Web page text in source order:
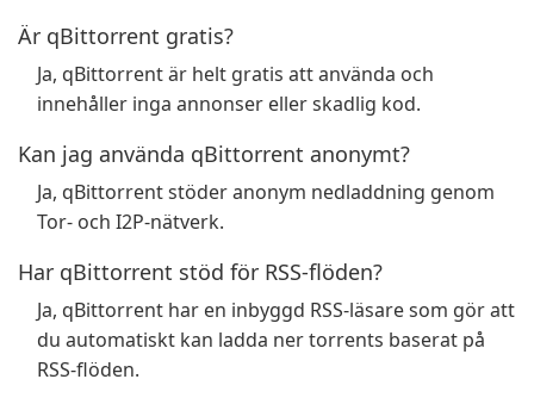
Är qBittorrent gratis?
Ja, qBittorrent är helt gratis att använda och
innehåller inga annonser eller skadlig kod.
Kan jag använda qBittorrent anonymt?
Ja, qBittorrent stöder anonym nedladdning genom
Tor- och I2P-nätverk.
Har qBittorrent stöd för RSS-flöden?
Ja, qBittorrent har en inbyggd RSS-läsare som gör att
du automatiskt kan ladda ner torrents baserat på
RSS-flöden.